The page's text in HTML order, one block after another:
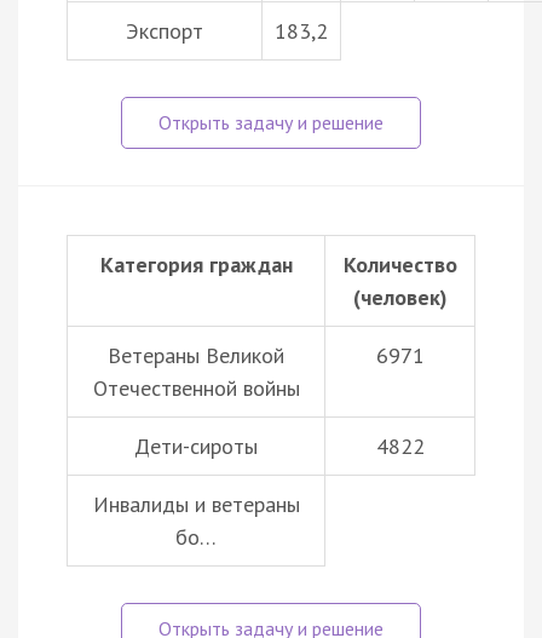
Экспорт 183,2
Категория граждан
Количество
(человек)
Ветераны Великой
Отечественной войны
6971
Дети-сироты 4822
Инвалиды и ветераны
бо…